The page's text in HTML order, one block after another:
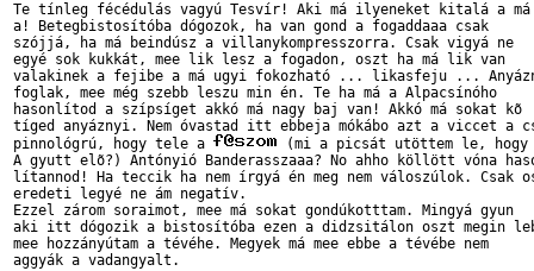
Te tínleg fécédulás vagyú Tesvír! Aki má ilyeneket kitalá a má
a! Betegbistosítóba dógozok, ha van gond a fogaddaaa csak
szójjá, ha má beindúsz a villanykompresszorra. Csak vigyá ne
egyé sok kukkát, mee lik lesz a fogadon, oszt ha má lik van
valakinek a fejibe a má ugyi fokozható ... likasfeju ...
foglak, mee még szebb leszu min én. Te ha má a Alpacsínóho
hasonlítod a szípsíget akkó má nagy baj van! Akkó má sokat kõ
tíged anyáznyi. Nem óvastad itt ebbeja mókábo azt a viccet a
pinnológrú, hogy tele a
(mi a picsát utöttem le, hogy
A gyutt elõ?) Antónyió Banderasszaaa? No ahho köllött vóna
lítannod! Ha teccik ha nem írgyá én meg nem váloszúlok. Csak
eredeti legyé ne ám negatív.
Ezzel zárom soraimot, mee má sokat gondúkotttam. Mingyá gyun
aki itt dógozik a bistosítóba ezen a didzsitálon oszt megin
mee hozzányútam a tévéhe. Megyek má mee ebbe a tévébe nem
aggyák a vadangyalt.